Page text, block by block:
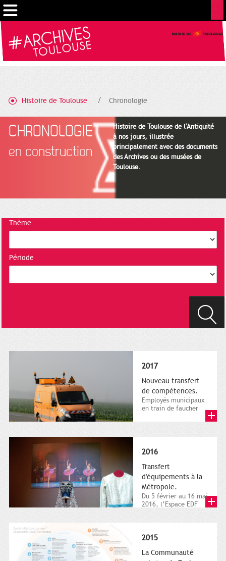
Histoire de Toulouse Chronologie
CHRONOLOGIE
en construction
Histoire de Toulouse de l'Antiquité
à nos jours, illustrée
principalement avec des documents
des Archives ou des musées de
Toulouse.
Thème
Période
2017
Nouveau transfert
de compétences.
Employés municipaux
en train de faucher
2016
Transfert
d'équipements à la
Métropole.
Du 5 février au 16 mai
2016, l’Espace EDF
2015
La Communauté
Gestion de vos préférences sur les cookies